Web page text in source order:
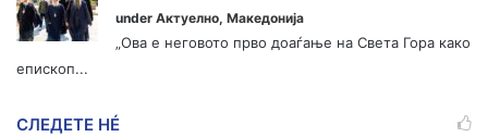
under Актуелно, Македонија
„Ова е неговото прво доаѓање на Света Гора како
епископ...
СЛЕДЕТЕ НÉ